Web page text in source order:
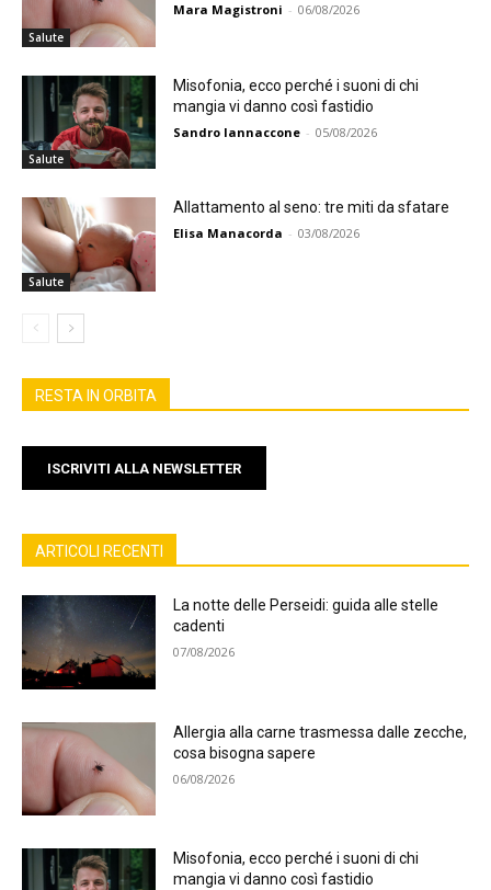
Salute
Mara Magistroni - 06/08/2026
Salute
Misofonia, ecco perché i suoni di chi
mangia vi danno così fastidio
Sandro Iannaccone - 05/08/2026
Salute
Allattamento al seno: tre miti da sfatare
Elisa Manacorda - 03/08/2026
RESTA IN ORBITA
ISCRIVITI ALLA NEWSLETTER
ARTICOLI RECENTI
La notte delle Perseidi: guida alle stelle
cadenti
07/08/2026
Allergia alla carne trasmessa dalle zecche,
cosa bisogna sapere
06/08/2026
Misofonia, ecco perché i suoni di chi
mangia vi danno così fastidio